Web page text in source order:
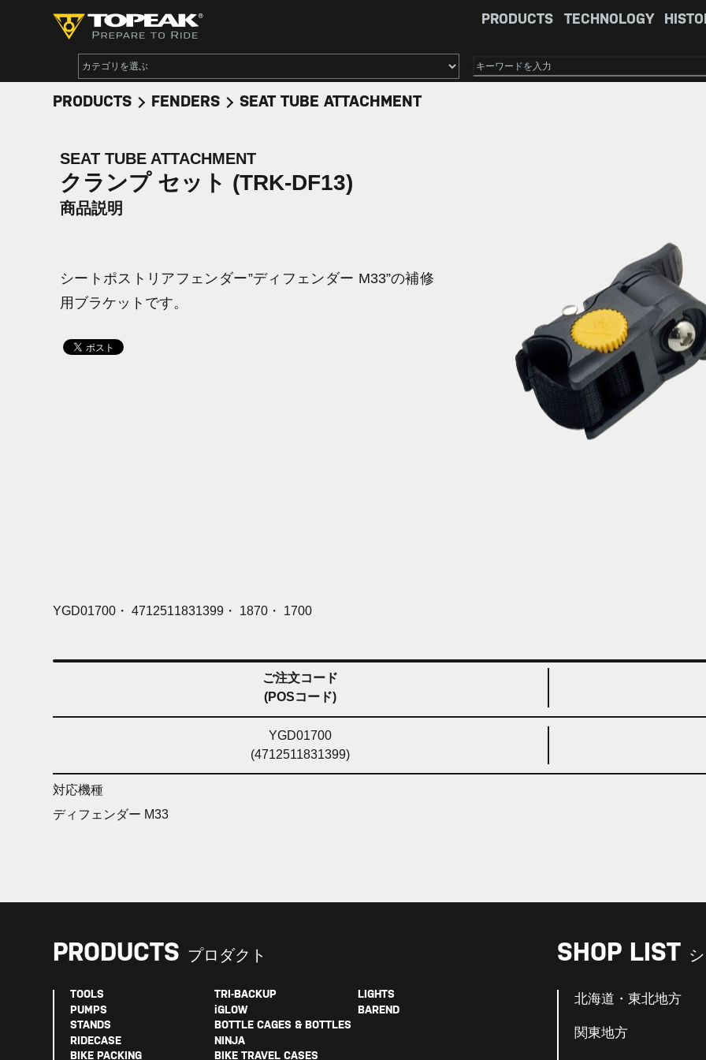
TECHNOLOGY
PRODUCTS
PRODUCTS FENDERS SEAT TUBE ATTACHMENT
SEAT TUBE ATTACHMENT
クランプ セット (TRK-DF13)
商品説明
シートポストリアフェンダー”ディフェンダー M33”の補修
用ブラケットです。
YGD01700・ 4712511831399・ 1870・ 1700
ご注文コード
(POSコード)
YGD01700
(4712511831399)
対応機種
ディフェンダー M33
PRODUCTS プロダクト
TOOLS
PUMPS
STANDS
RIDECASE
BIKE PACKING
TRI-BACKUP
iGLOW
BOTTLE CAGES & BOTTLES
NINJA
BIKE TRAVEL CASES
LIGHTS
BAREND
SHOP LIST
北海道・東北地方
関東地方